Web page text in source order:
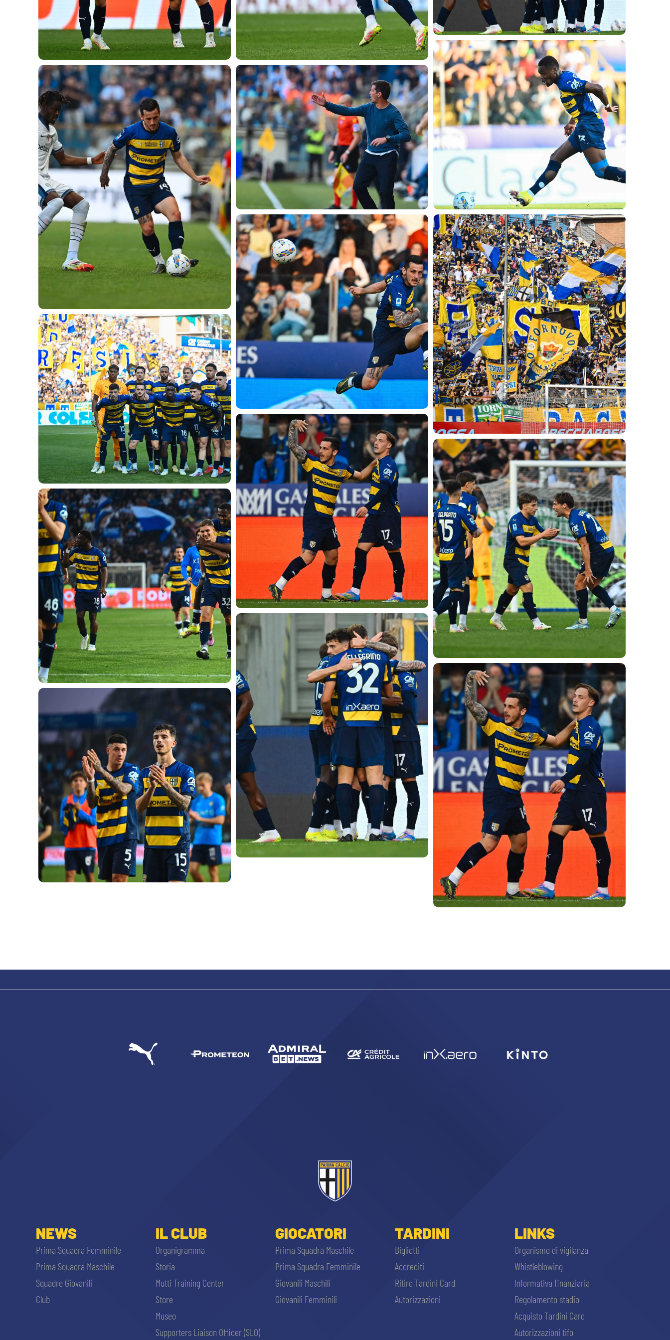
STORE
MUSEO
SLO
LAVORA CON NOI
INFORMATIVA FINANZIARIA
MEDIA
ACADEMY
LEGENDS
PARTNER
CERCA
NEWS
Prima Squadra Femminile
Prima Squadra Maschile
Squadre Giovanili
Club
IL CLUB
Organigramma
Storia
Mutti Training Center
Store
Museo
Supporters Liaison Officer (SLO)
GIOCATORI
Prima Squadra Maschile
Prima Squadra Femminile
Giovanili Maschili
Giovanili Femminili
TARDINI
Biglietti
Accrediti
Ritiro Tardini Card
Autorizzazioni
LINKS
Organismo di vigilanza
Whistleblowing
Informativa finanziaria
Regolamento stadio
Acquisto Tardini Card
Autorizzazioni tifo
sempre abilitati
abilitato
ACCETTA E SALVA